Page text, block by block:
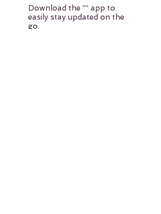
Download the “” app to
easily stay updated on the
go.